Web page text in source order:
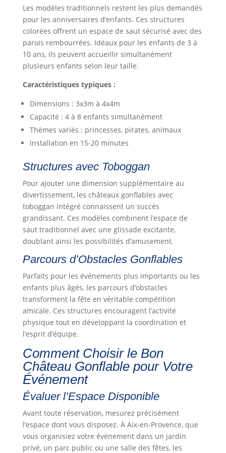
Les modèles traditionnels restent les plus demandés
pour les anniversaires d’enfants. Ces structures
colorées offrent un espace de saut sécurisé avec des
parois rembourrées. Idéaux pour les enfants de 3 à
10 ans, ils peuvent accueillir simultanément
plusieurs enfants selon leur taille.
Caractéristiques typiques :
Dimensions : 3x3m à 4x4m
Capacité : 4 à 8 enfants simultanément
Thèmes variés : princesses, pirates, animaux
Installation en 15-20 minutes
Structures avec Toboggan
Pour ajouter une dimension supplémentaire au
divertissement, les châteaux gonflables avec
toboggan intégré connaissent un succès
grandissant. Ces modèles combinent l’espace de
saut traditionnel avec une glissade excitante,
doublant ainsi les possibilités d’amusement.
Parcours d’Obstacles Gonflables
Parfaits pour les événements plus importants ou les
enfants plus âgés, les parcours d’obstacles
transforment la fête en véritable compétition
amicale. Ces structures encouragent l’activité
physique tout en développant la coordination et
l’esprit d’équipe.
Comment Choisir le Bon
Château Gonflable pour Votre
Événement
Évaluer l’Espace Disponible
Avant toute réservation, mesurez précisément
l’espace dont vous disposez. À Aix-en-Provence, que
vous organisiez votre événement dans un jardin
privé, un parc public ou une salle des fêtes, les